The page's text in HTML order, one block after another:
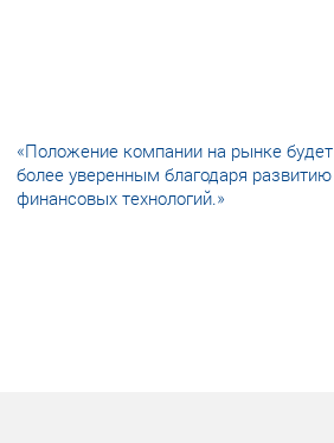
«Положение компании на рынке
более уверенным благодаря развитию
финансовых технологий.»